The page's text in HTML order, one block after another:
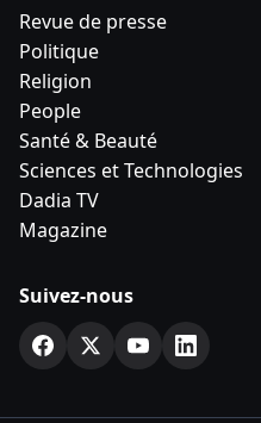
Revue de presse
Politique
Religion
People
Santé & Beauté
Sciences et Technologies
Dadia TV
Magazine
Suivez-nous